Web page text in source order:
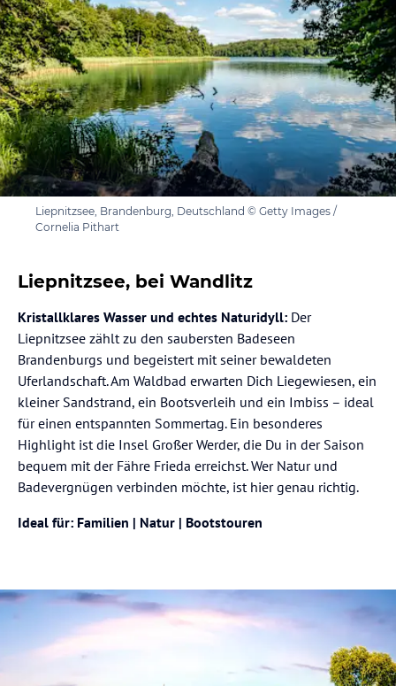
Liepnitzsee, Brandenburg, Deutschland © Getty Images /
Cornelia Pithart
Liepnitzsee, bei Wandlitz
Kristallklares Wasser und echtes Naturidyll: Der
Liepnitzsee zählt zu den saubersten Badeseen
Brandenburgs und begeistert mit seiner bewaldeten
Uferlandschaft. Am Waldbad erwarten Dich Liegewiesen, ein
kleiner Sandstrand, ein Bootsverleih und ein Imbiss – ideal
für einen entspannten Sommertag. Ein besonderes
Highlight ist die Insel Großer Werder, die Du in der Saison
bequem mit der Fähre Frieda erreichst. Wer Natur und
Badevergnügen verbinden möchte, ist hier genau richtig.
Ideal für: Familien | Natur | Bootstouren